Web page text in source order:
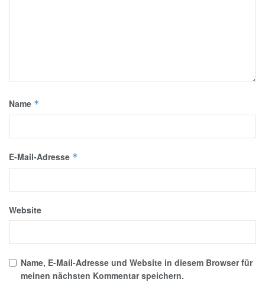
Name *
E-Mail-Adresse *
Website
Name, E-Mail-Adresse und Website in diesem Browser für
meinen nächsten Kommentar speichern.